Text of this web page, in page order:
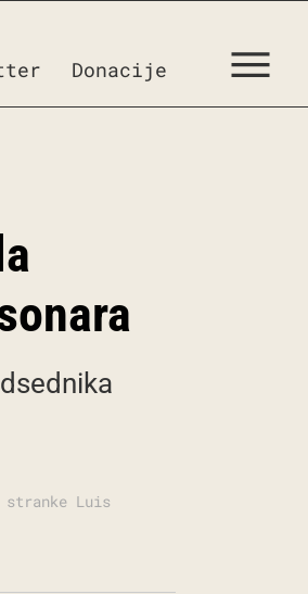
Donacije
Luis